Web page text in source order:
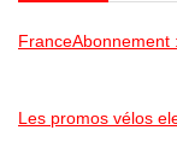
FranceAbonnement
Les promos vélos